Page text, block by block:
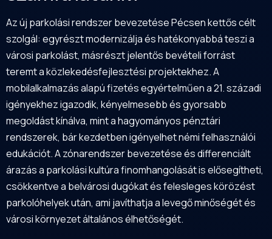
Az új parkolási rendszer bevezetése Pécsen kettős célt
szolgál: egyrészt modernizálja és hatékonyabbá teszi a
városi parkolást, másrészt jelentős bevételi forrást
teremt a közlekedésfejlesztési projektekhez. A
mobilalkalmazás alapú fizetés egyértelműen a 21. századi
igényekhez igazodik, kényelmesebb és gyorsabb
megoldást kínálva, mint a hagyományos pénztári
rendszerek, bár kezdetben igényelhet némi felhasználói
edukációt. A zónarendszer bevezetése és differenciált
árazás a parkolási kultúra finomhangolását is elősegítheti,
csökkentve a belvárosi dugókat és felesleges körözést
parkolóhelyek után, ami javíthatja a levegő minőségét és
városi környezet általános élhetőségét.